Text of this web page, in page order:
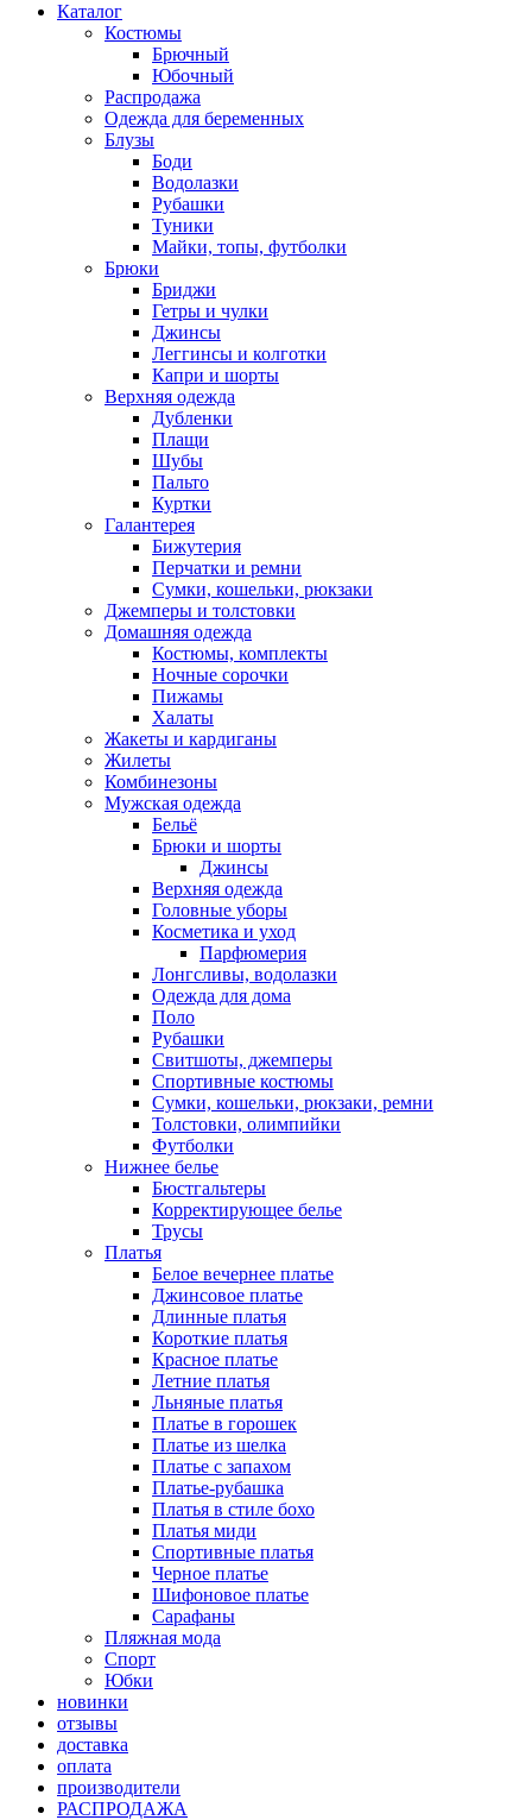
Каталог
Костюмы
Брючный
Юбочный
Распродажа
Одежда для беременных
Блузы
Боди
Водолазки
Рубашки
Туники
Майки, топы, футболки
Брюки
Бриджи
Гетры и чулки
Джинсы
Леггинсы и колготки
Капри и шорты
Верхняя одежда
Дубленки
Плащи
Шубы
Пальто
Куртки
Галантерея
Бижутерия
Перчатки и ремни
Сумки, кошельки, рюкзаки
Джемперы и толстовки
Домашняя одежда
Костюмы, комплекты
Ночные сорочки
Пижамы
Халаты
Жакеты и кардиганы
Жилеты
Комбинезоны
Мужская одежда
Бельё
Брюки и шорты
Джинсы
Верхняя одежда
Головные уборы
Косметика и уход
Парфюмерия
Лонгсливы, водолазки
Одежда для дома
Поло
Рубашки
Свитшоты, джемперы
Спортивные костюмы
Сумки, кошельки, рюкзаки, ремни
Толстовки, олимпийки
Футболки
Нижнее белье
Бюстгальтеры
Корректирующее белье
Трусы
Платья
Белое вечернее платье
Джинсовое платье
Длинные платья
Короткие платья
Красное платье
Летние платья
Льняные платья
Платье в горошек
Платье из шелка
Платье с запахом
Платье-рубашка
Платья в стиле бохо
Платья миди
Спортивные платья
Черное платье
Шифоновое платье
Сарафаны
Пляжная мода
Спорт
Юбки
новинки
отзывы
доставка
оплата
производители
РАСПРОДАЖА